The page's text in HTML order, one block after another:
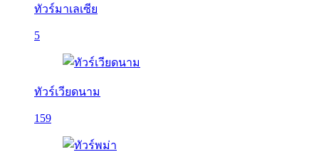
ทัวร์มาเลเซีย
5
ทัวร์เวียดนาม
159